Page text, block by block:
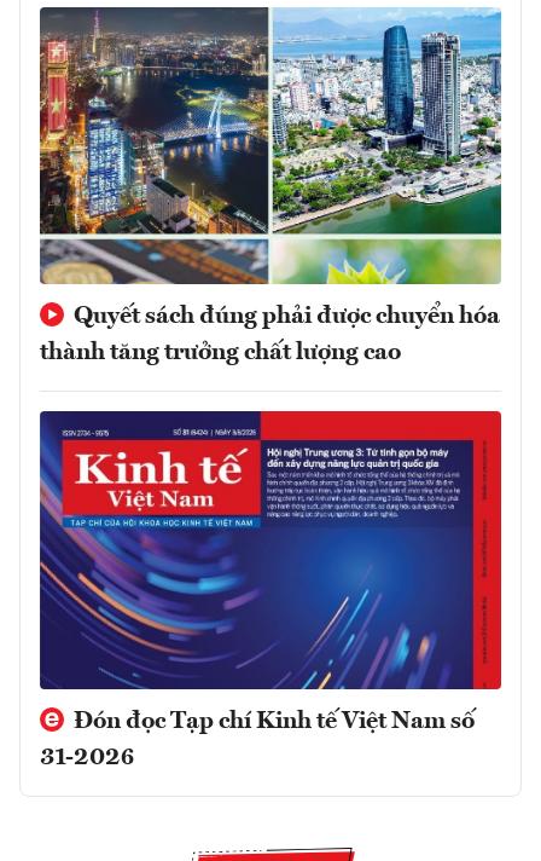
Quyết sách đúng phải được chuyển hóa
thành tăng trưởng chất lượng cao
Đón đọc Tạp chí Kinh tế Việt Nam số
31-2026